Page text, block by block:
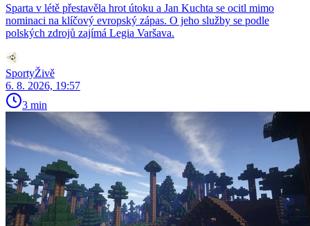
Sparta v létě přestavěla hrot útoku a Jan Kuchta se ocitl mimo
nominaci na klíčový evropský zápas. O jeho služby se podle
polských zdrojů zajímá Legia Varšava.
SportyŽivě
6. 8. 2026, 19:57
3 min